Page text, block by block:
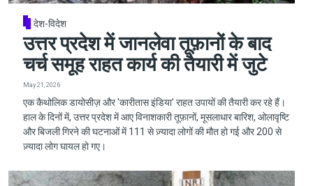
देश-विदेश
उत्तर प्रदेश में जानलेवा तूफ़ानों के बाद
चर्च समूह राहत कार्य की तैयारी में जुटे
May 21, 2026
एक कैथोलिक डायोसीज़ और 'कारीतास इंडिया' राहत उपायों की तैयारी कर रहे हैं।
हाल के दिनों में, उत्तर प्रदेश में आए विनाशकारी तूफ़ानों, मूसलाधार बारिश, ओलावृष्टि
और बिजली गिरने की घटनाओं में 111 से ज़्यादा लोगों की मौत हो गई और 200 से
ज़्यादा लोग घायल हो गए।